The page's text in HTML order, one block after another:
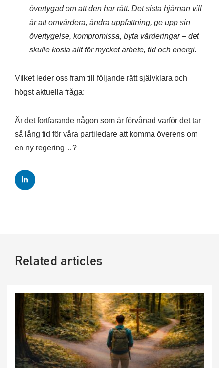
övertygad om att den har rätt. Det sista hjärnan vill
är att omvärdera, ändra uppfattning, ge upp sin
övertygelse, kompromissa, byta värderingar – det
skulle kosta allt för mycket arbete, tid och energi.
Vilket leder oss fram till följande rätt självklara och
högst aktuella fråga:
Är det fortfarande någon som är förvånad varför det tar
så lång tid för våra partiledare att komma överens om
en ny regering…?
Related articles